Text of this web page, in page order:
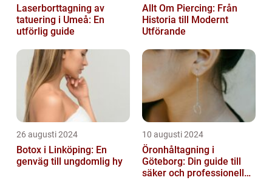
Laserborttagning av
tatuering i Umeå: En
utförlig guide
Allt Om Piercing: Från
Historia till Modernt
Utförande
26 augusti 2024
Botox i Linköping: En
genväg till ungdomlig hy
10 augusti 2024
Öronhåltagning i
Göteborg: Din guide till
säker och professionell